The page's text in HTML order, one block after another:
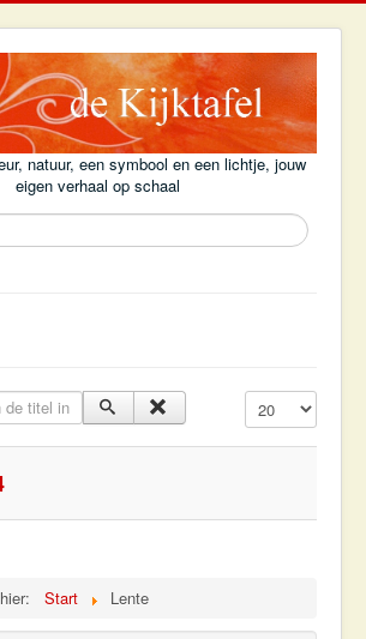
natuur, een symbool en een lichtje, jouw
eigen verhaal op schaal
titel in Toon #
Start Lente